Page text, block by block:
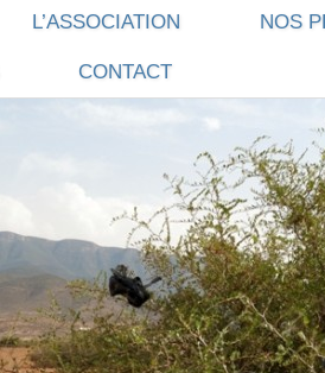
L’ASSOCIATION NOS
CONTACT